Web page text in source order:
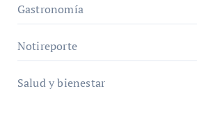
Gastronomía
Notireporte
Salud y bienestar